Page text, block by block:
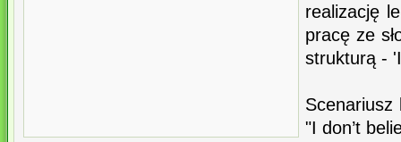
realizację
pracę ze
strukturą -
Scenariusz
"I don’t